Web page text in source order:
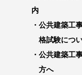
内
公共建築工
格試験につ
公共建築工
方へ